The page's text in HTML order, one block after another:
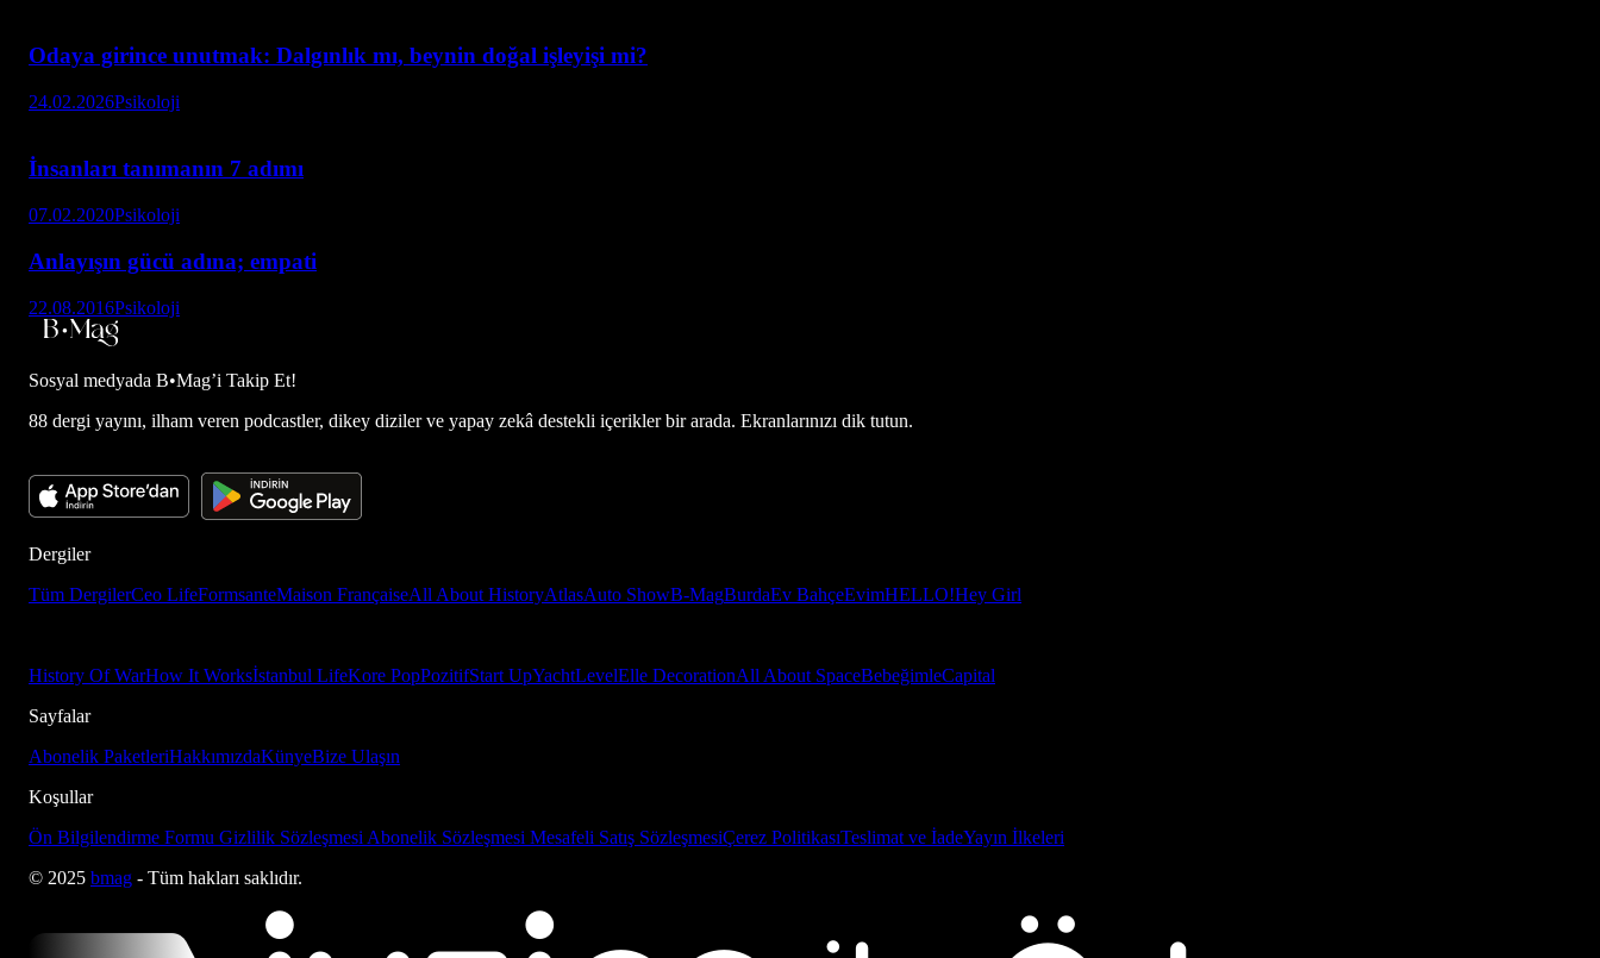
Odaya girince unutmak: Dalgınlık mı, beynin doğal işleyişi mi?
24.02.2026Psikoloji
İnsanları tanımanın 7 adımı
07.02.2020Psikoloji
Anlayışın gücü adına; empati
22.08.2016Psikoloji
Sosyal medyada B•Mag’i Takip Et!
88 dergi yayını, ilham veren podcastler, dikey diziler ve yapay zekâ destekli içerikler bir arada. Ekranlarınızı dik tutun.
Dergiler
Tüm DergilerCeo LifeFormsanteMaison FrançaiseAll About HistoryAtlasAuto ShowB-MagBurdaEv BahçeEvimHELLO!Hey Girl
History Of WarHow It Worksİstanbul LifeKore PopPozitifStart UpYachtLevelElle DecorationAll About SpaceBebeğimleCapital
Sayfalar
Abonelik PaketleriHakkımızdaKünyeBize Ulaşın
Koşullar
Ön Bilgilendirme Formu Gizlilik Sözleşmesi Abonelik Sözleşmesi Mesafeli Satış SözleşmesiÇerez PolitikasıTeslimat ve İadeYayın İlkeleri
© 2025 bmag - Tüm hakları saklıdır.